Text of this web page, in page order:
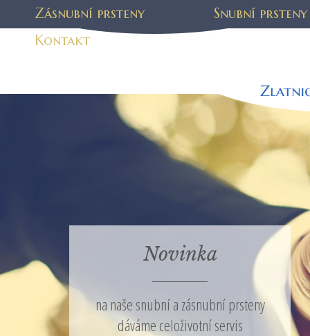
Zásnubní prsteny
Snubní prsteny
Kontakt
Novinka
na naše snubní a zásnubní prsteny
dáváme celoživotní servis